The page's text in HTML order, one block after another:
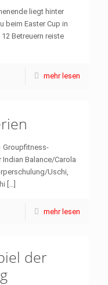
liegt hinter
beim Easter Cup in
Betreuern reiste
mehr lesen
Groupfitness-
Balance/Carola
Uschi,
[…]
mehr lesen
der